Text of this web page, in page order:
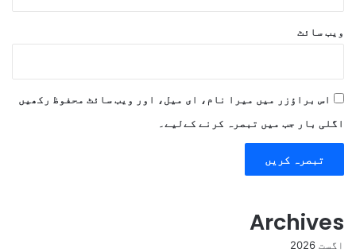
ویب‌ سائٹ
اس براؤزر میں میرا نام، ای میل، اور ویب سائٹ محفوظ رکھیں
اگلی بار جب میں تبصرہ کرنے کےلیے۔
Archives
اگست 2026